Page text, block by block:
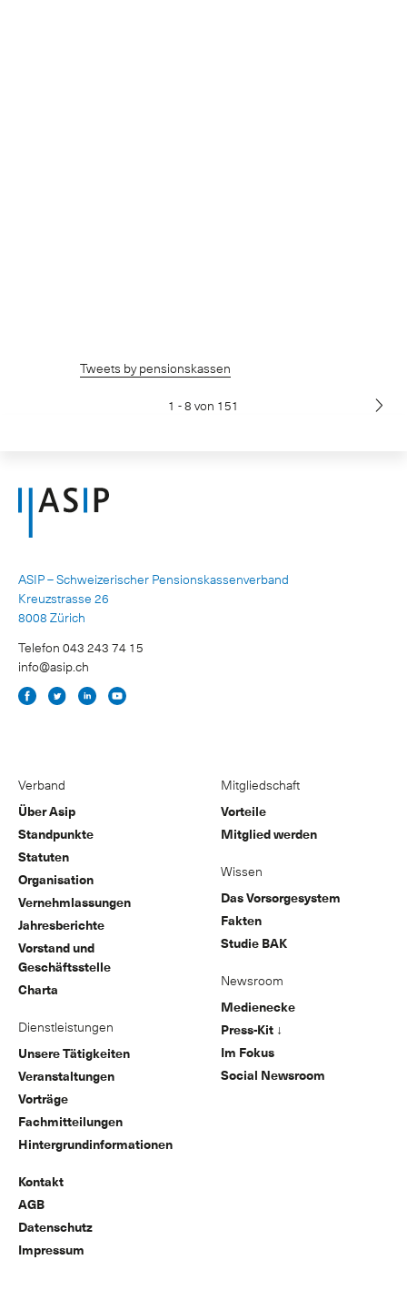
Tweets by pensionskassen
1 - 8 von 151
ASIP – Schweizerischer Pensionskassenverband
Kreuzstrasse 26
8008 Zürich
Telefon 043 243 74 15
info@asip.ch
Verband
Über Asip
Standpunkte
Statuten
Organisation
Vernehmlassungen
Jahresberichte
Vorstand und
Geschäftsstelle
Charta
Dienstleistungen
Unsere Tätigkeiten
Veranstaltungen
Vorträge
Fachmitteilungen
Hintergrundinformationen
Mitgliedschaft
Vorteile
Mitglied werden
Wissen
Das Vorsorgesystem
Fakten
Studie BAK
Newsroom
Medienecke
Press-Kit ↓
Im Fokus
Social Newsroom
Kontakt
AGB
Datenschutz
Impressum